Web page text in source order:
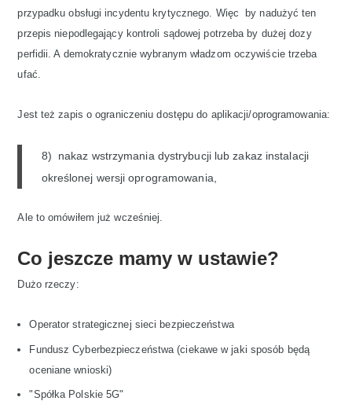
przypadku obsługi incydentu krytycznego. Więc by nadużyć ten
przepis niepodlegający kontroli sądowej potrzeba by dużej dozy
perfidii. A demokratycznie wybranym władzom oczywiście trzeba
ufać.
Jest też zapis o ograniczeniu dostępu do aplikacji/oprogramowania:
8) nakaz wstrzymania dystrybucji lub zakaz instalacji
określonej wersji oprogramowania,
Ale to omówiłem już wcześniej.
Co jeszcze mamy w ustawie?
Dużo rzeczy:
Operator strategicznej sieci bezpieczeństwa
Fundusz Cyberbezpieczeństwa (ciekawe w jaki sposób będą
oceniane wnioski)
"Spółka Polskie 5G"